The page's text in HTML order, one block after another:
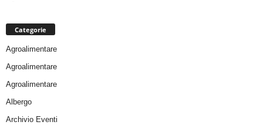
Categorie
Agroalimentare
Agroalimentare
Agroalimentare
Albergo
Archivio Eventi